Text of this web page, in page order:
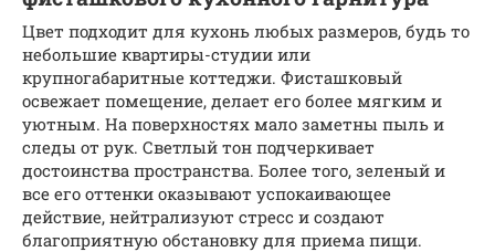
Цвет подходит для кухонь любых размеров, будь то
небольшие квартиры-студии или
крупногабаритные коттеджи. Фисташковый
освежает помещение, делает его более мягким и
уютным. На поверхностях мало заметны пыль и
следы от рук. Светлый тон подчеркивает
достоинства пространства. Более того, зеленый и
все его оттенки оказывают успокаивающее
действие, нейтрализуют стресс и создают
благоприятную обстановку для приема пищи.